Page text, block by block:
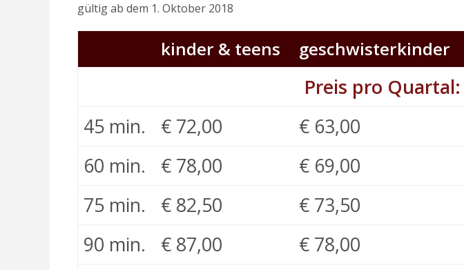
gültig ab dem 1. Oktober 2018
kinder & teens geschwisterkinder
Preis pro
45 min.
€ 72,00 € 63,00
60 min.
€ 78,00 € 69,00
75 min.
€ 82,50 € 73,50
90 min.
€ 87,00 € 78,00